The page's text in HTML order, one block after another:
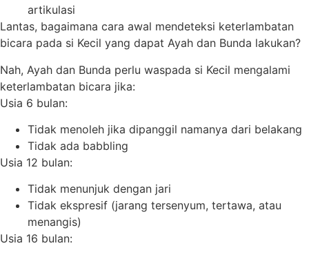
artikulasi
Lantas, bagaimana cara awal mendeteksi keterlambatan
bicara pada si Kecil yang dapat Ayah dan Bunda lakukan?
Nah, Ayah dan Bunda perlu waspada si Kecil mengalami
keterlambatan bicara jika:
Usia 6 bulan:
Tidak menoleh jika dipanggil namanya dari belakang
Tidak ada babbling
Usia 12 bulan:
Tidak menunjuk dengan jari
Tidak ekspresif (jarang tersenyum, tertawa, atau
menangis)
Usia 16 bulan: